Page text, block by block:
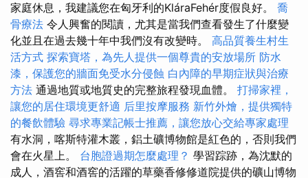
家庭休息，我建議您在匈牙利的KláraFehér度假良好。 喬
骨療法 令人興奮的閱讀，尤其是當我們查看發生了什麼變
化並且在過去幾十年中我們沒有改變時。 高品質養生村生
活方式 探索寶塔，為先人提供一個尊貴的安放場所 防水
漆，保護您的牆面免受水分侵蝕 白內障的早期症狀與治療
方法 通過地質或地質史的完整旅程發現血體。 打掃家裡，
讓您的居住環境更舒適 后里按摩服務 新竹外燴，提供獨特
的餐飲體驗 尋求專業記帳士推薦，讓您放心交給專家處理
有水洞，喀斯特灌木叢，鋁土礦博物館是紅色的，否則我們
會在火星上。 台胞證過期怎麼處理？ 學習踪跡，為沈默的
成人，酒窖和酒窖的活躍的草藥香修修道院提供的礦山博物